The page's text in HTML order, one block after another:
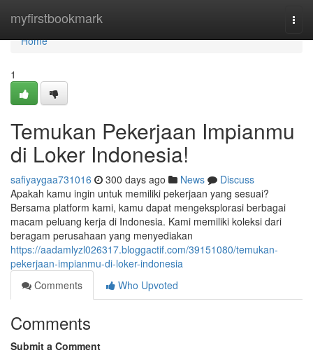
myfirstbookmark
Home
Home
1
Temukan Pekerjaan Impianmu
di Loker Indonesia!
safiyaygaa731016 300 days ago News
Discuss
Apakah kamu ingin untuk memiliki pekerjaan yang sesuai?
Bersama platform kami, kamu dapat mengeksplorasi berbagai
macam peluang kerja di Indonesia. Kami memiliki koleksi dari
beragam perusahaan yang menyediakan
https://aadamlyzl026317.bloggactif.com/39151080/temukan-
pekerjaan-impianmu-di-loker-indonesia
Comments
Who Upvoted
Comments
Submit a Comment